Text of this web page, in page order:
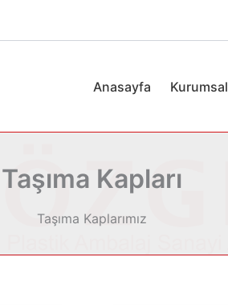
Anasayfa Kurumsal
Taşıma Kapları
Taşıma Kaplarımız